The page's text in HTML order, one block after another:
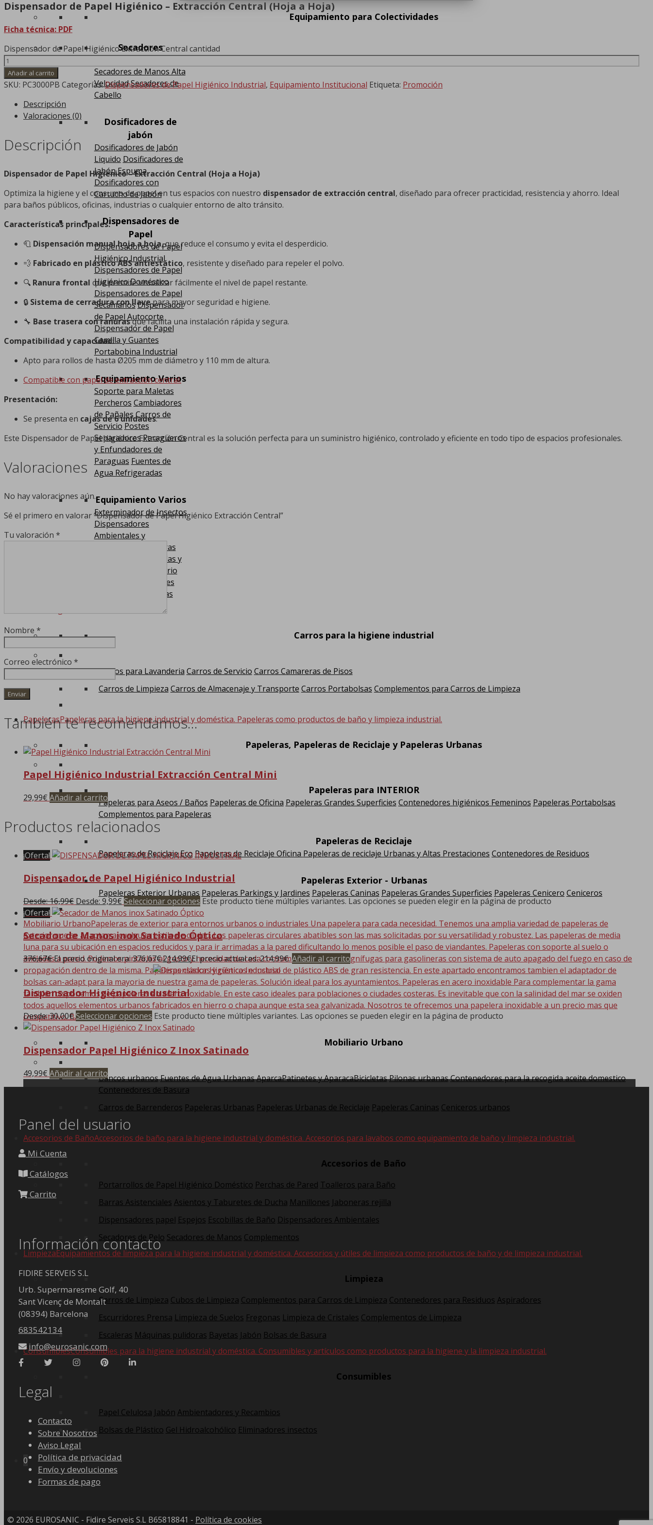
Equipamiento para Colectividades
Secadores
Secadores de Manos Alta
VelocidadSecadores de
Cabello
Dosificadores de
jabón
Dosificadores de Jabón
Liquido Dosificadores de
Jabón Espuma
Dosificadores con
Cartucho de Jabón
Dispensadores de
Papel
Dispensadores de Papel
Higiénico Industrial
Dispensadores de Papel
Higiénico Doméstico
Dispensadores de Papel
SecamanosDispensador
de Papel Autocorte
Dispensador de Papel
Camilla y Guantes
Portabobina Industrial
Equipamiento Varios
Soporte para Maletas
Percheros Cambiadores
de Pañales Carros de
Servicio Postes
SeparadoresParagüeros
y Enfundadores de
Paraguas Fuentes de
Agua Refrigeradas
Equipamiento Varios
Exterminador de Insectos
Dispensadores
Ambientales y
Barras
Taquillas y
Bancos para Vestuario
Estaciones y Soportes
Tronas
Carros para la higiene industrial
Carros para Lavanderia Carros de Servicio Carros Camareras de Pisos
Carros de Limpieza Carros de Almacenaje y Transporte Carros Portabolsas Complementos para Carros de Limpieza
PapelerasPapeleras para la higiene industrial y doméstica. Papeleras como productos de baño y limpieza industrial.
Papeleras, Papeleras de Reciclaje y Papeleras Urbanas
Papeleras para INTERIOR
Papeleras para Aseos / Baños Papeleras de Oficina Papeleras Grandes Superficies Contenedores higiénicos Femeninos Papeleras Portabolsas
Complementos para Papeleras
Papeleras de Reciclaje
Papeleras de Reciclaje Eco Papeleras de Reciclaje Oficina Papeleras de reciclaje Urbanas y Altas Prestaciones Contenedores de Residuos
Papeleras Exterior - Urbanas
Papeleras Exterior Urbanas Papeleras Parkings y Jardines Papeleras Caninas Papeleras Grandes Superficies Papeleras Cenicero Ceniceros
Mobiliario UrbanoPapeleras de exterior para entornos urbanos o industriales Una papelera para cada necesidad. Tenemos una amplia variedad de papeleras de
exterior que se adaptan a cualquier estilo de ciudad. Las papeleras circulares abatibles son las mas solicitadas por su versatilidad y robustez. Las papeleras de media
luna para su ubicación en espacios reducidos y para ir arrimadas a la pared dificultando lo menos posible el paso de viandantes. Papeleras con soporte al suelo o
ancladas a pared. Podemos pintarlas al gusto y necesidad de cada consumidor, Papeleras ignífugas para gasolineras con sistema de auto apagado del fuego en caso de
propagación dentro de la misma. Papeleras clásicas y rústicas e incluso de plástico ABS de gran resistencia. En este apartado encontramos tambien el adaptador de
bolsas can-adapt para la mayoria de nuestra gama de papeleras. Solución ideal para los ayuntamientos. Papeleras en acero inoxidable Para complementar la gama
también disponemos de papeleras en acero noxidable. En este caso ideales para poblaciones o ciudades costeras. Es inevitable que con la salinidad del mar se oxiden
todos aquellos elementos urbanos fabricados en hierro o chapa aunque esta sea galvanizada. Nosotros te ofrecemos una papelera inoxidable a un precio mas que
competitivo. Bancos…
Mobiliario Urbano
Bancos urbanosFuentes de Agua UrbanasAparcaPatinetes y AparacaBicicletasPilonas urbanasContenedores para la recogida aceite domestico
Contenedores de Basura
Carros de Barrenderos Papeleras Urbanas Papeleras Urbanas de Reciclaje Papeleras Caninas Ceniceros urbanos
Accesorios de BañoAccesorios de baño para la higiene industrial y doméstica. Accesorios para lavabos como equipamiento de baño y limpieza industrial.
Accesorios de Baño
Portarrollos de Papel Higiénico Doméstico Perchas de Pared Toalleros para Baño
Barras Asistenciales Asientos y Taburetes de Ducha Manillones Jaboneras rejilla
Dispensadores papel Espejos Escobillas de Baño Dispensadores Ambientales
Secadores de Pelo Secadores de Manos Complementos
LimpiezaEquipamientos de limpieza para la higiene industrial y doméstica. Accesorios y útiles de limpieza como productos de baño y de limpieza industrial.
Limpieza
Carros de Limpieza Cubos de Limpieza Complementos para Carros de Limpieza Contenedores para Residuos Aspiradores
Escurridores Prensa Limpieza de Suelos Fregonas Limpieza de Cristales Complementos de Limpieza
Escaleras Máquinas pulidoras Bayetas Jabón Bolsas de Basura
ConsumiblesConsumibles para la higiene industrial y doméstica. Consumibles y artículos como productos para la higiene y la limpieza industrial.
Consumibles
Papel Celulosa Jabón Ambientadores y Recambios
Bolsas de Plástico Gel Hidroalcohólico Eliminadores insectos
0
Dispensador de Papel Higiénico – Extracción Central (Hoja a Hoja)
Ficha técnica: PDF
Dispensador de Papel Higiénico Extracción Central cantidad
Añadir al carrito
SKU: PC3000PB Categorías:Dispensadores de Papel Higiénico Industrial, Equipamiento Institucional Etiqueta: Promoción
Descripción
Valoraciones (0)
Descripción
Dispensador de Papel Higiénico – Extracción Central (Hoja a Hoja)
Optimiza la higiene y el consumo de papel en tus espacios con nuestro dispensador de extracción central, diseñado para ofrecer practicidad, resistencia y ahorro. Ideal
para baños públicos, oficinas, industrias o cualquier entorno de alto tránsito.
Características principales:
🧻 Dispensación manual hoja a hoja, que reduce el consumo y evita el desperdicio.
💨 Fabricado en plástico ABS antiestático, resistente y diseñado para repeler el polvo.
🔍 Ranura frontal que permite visualizar fácilmente el nivel de papel restante.
🔒 Sistema de cerradura con llavepara mayor seguridad e higiene.
🔧 Base trasera con ranurasque facilita una instalación rápida y segura.
Compatibilidad y capacidad:
Apto para rollos de hasta Ø205 mm de diámetro y 110 mm de altura.
Compatible con papel de extracción central.
Presentación:
Se presenta en cajas de 6 unidades.
Este Dispensador de Papel Higiénico Extracción Central es la solución perfecta para un suministro higiénico, controlado y eficiente en todo tipo de espacios profesionales.
Valoraciones
No hay valoraciones aún.
Sé el primero en valorar “Dispensador de Papel Higiénico Extracción Central”
Tu valoración *
Nombre *
Correo electrónico *
También te recomendamos…
Papel Higiénico Industrial Extracción Central Mini
29,99€ Añadir al carrito
Productos relacionados
¡Oferta!
Dispensador de Papel Higiénico Industrial
Desde:16,99€ Desde: 9,99€ Seleccionar opciones Este producto tiene múltiples variantes. Las opciones se pueden elegir en la página de producto
¡Oferta!
Secador de Manos inox Satinado Óptico
376,67€El precio original era: 376,67€.214,99€El precio actual es: 214,99€.Añadir al carrito
Dispensador Higiénico Industrial
Desde:30,00€Seleccionar opciones Este producto tiene múltiples variantes. Las opciones se pueden elegir en la página de producto
Dispensador Papel Higiénico Z Inox Satinado
49,99€ Añadir al carrito
Panel del usuario
Mi Cuenta
Catálogos
Carrito
Información contacto
FIDIRE SERVEIS S.L
Urb. Supermaresme Golf, 40
Sant Vicenç de Montalt
(08394) Barcelona
683542134
info@eurosanic.com
Legal
Contacto
Sobre Nosotros
Aviso Legal
Política de privacidad
Envío y devoluciones
Formas de pago
© 2026 EUROSANIC - Fidire Serveis S.L B65818841 - Política de cookies